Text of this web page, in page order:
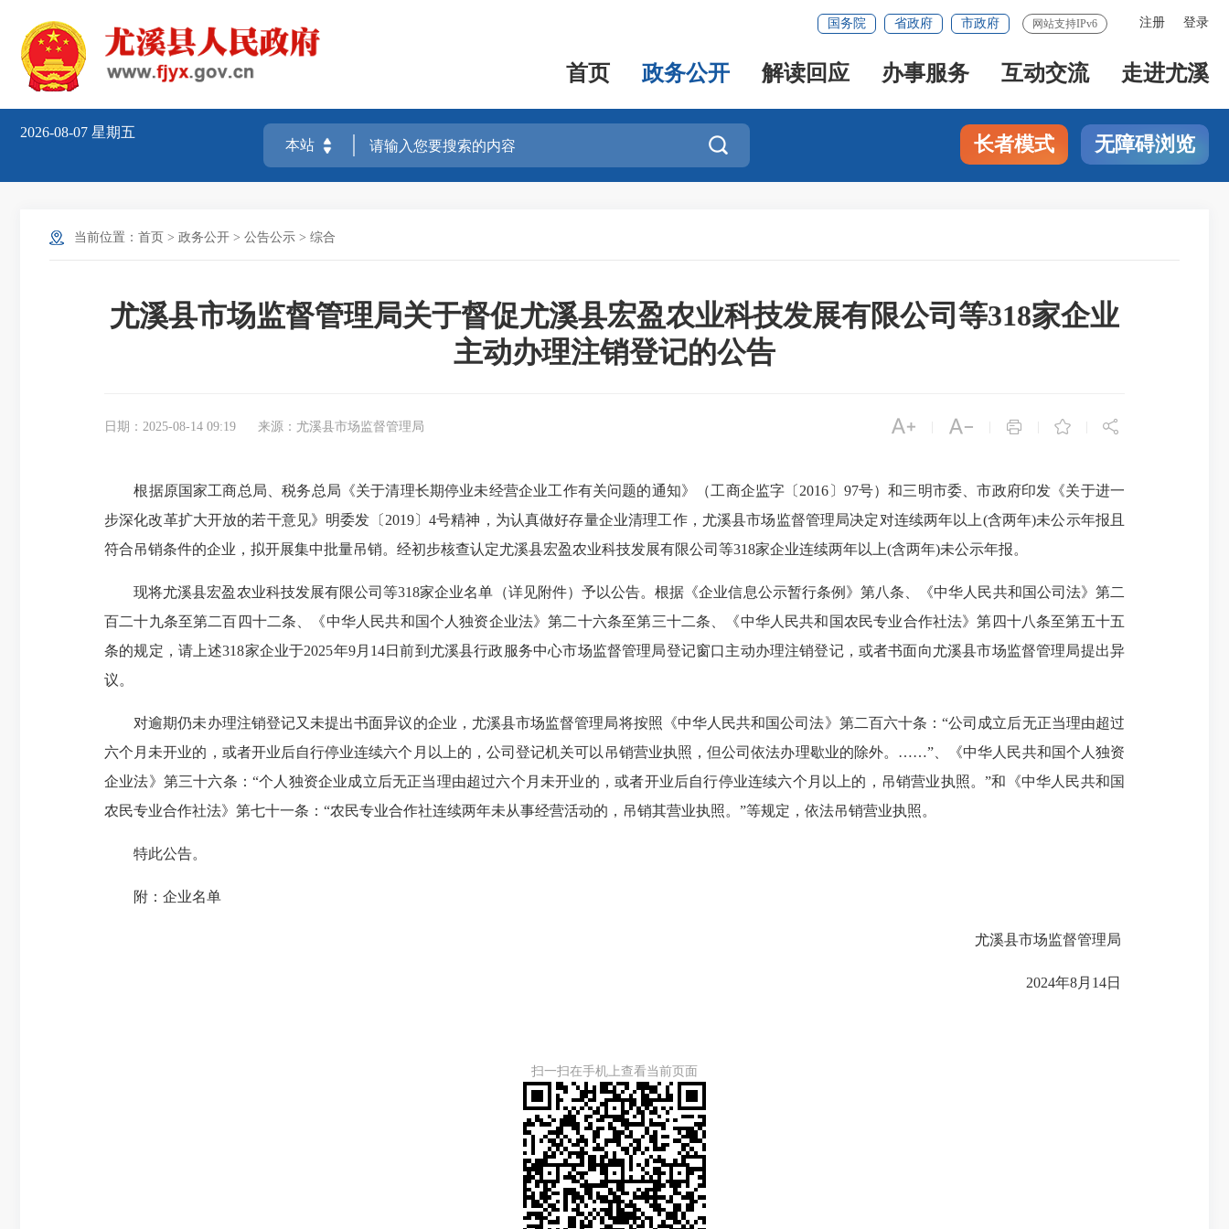
注册 登录
国务院 省政府 市政府 网站支持IPv6
首页 政务公开 解读回应 办事服务 互动交流 走进尤溪
2026-08-07 星期五
 长者模式 无障碍浏览
当前位置： 首页 > 政务公开 > 公告公示 > 综合
尤溪县市场监督管理局关于督促尤溪县宏盈农业科技发展有限公司等318家企业
主动办理注销登记的公告
日期：2025-08-14 09:19 来源：尤溪县市场监督管理局     
根据原国家工商总局、税务总局《关于清理长期停业未经营企业工作有关问题的通知》（工商企监字〔2016〕97号）和三明市委、市政府印发《关于进一
步深化改革扩大开放的若干意见》明委发〔2019〕4号精神，为认真做好存量企业清理工作，尤溪县市场监督管理局决定对连续两年以上(含两年)未公示年报且
符合吊销条件的企业，拟开展集中批量吊销。经初步核查认定尤溪县宏盈农业科技发展有限公司等318家企业连续两年以上(含两年)未公示年报。
现将尤溪县宏盈农业科技发展有限公司等318家企业名单（详见附件）予以公告。根据《企业信息公示暂行条例》第八条、《中华人民共和国公司法》第二
百二十九条至第二百四十二条、《中华人民共和国个人独资企业法》第二十六条至第三十二条、《中华人民共和国农民专业合作社法》第四十八条至第五十五
条的规定，请上述318家企业于2025年9月14日前到尤溪县行政服务中心市场监督管理局登记窗口主动办理注销登记，或者书面向尤溪县市场监督管理局提出异
议。
对逾期仍未办理注销登记又未提出书面异议的企业，尤溪县市场监督管理局将按照《中华人民共和国公司法》第二百六十条：“公司成立后无正当理由超过
六个月未开业的，或者开业后自行停业连续六个月以上的，公司登记机关可以吊销营业执照，但公司依法办理歇业的除外。……”、《中华人民共和国个人独资
企业法》第三十六条：“个人独资企业成立后无正当理由超过六个月未开业的，或者开业后自行停业连续六个月以上的，吊销营业执照。”和《中华人民共和国
农民专业合作社法》第七十一条：“农民专业合作社连续两年未从事经营活动的，吊销其营业执照。”等规定，依法吊销营业执照。
特此公告。
附：企业名单
尤溪县市场监督管理局
2024年8月14日
扫一扫在手机上查看当前页面